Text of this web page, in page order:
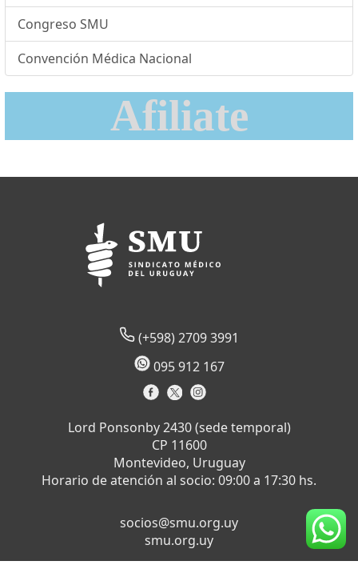
Congreso SMU
Convención Médica Nacional
Afiliate
(+598) 2709 3991
095 912 167
Lord Ponsonby 2430 (sede temporal)
CP 11600
Montevideo, Uruguay
Horario de atención al socio: 09:00 a 17:30 hs.
socios@smu.org.uy
smu.org.uy